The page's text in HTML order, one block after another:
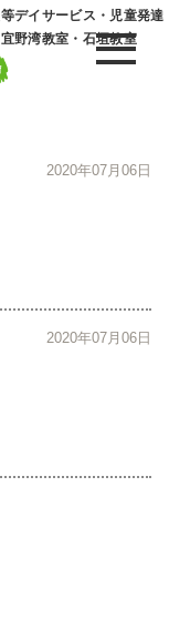
デイサービス・児童発達
野湾教室・石垣教室
2020年07月06日
2020年07月06日